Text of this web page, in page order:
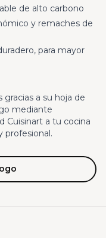
de alto carbono
y remaches de
para mayor
a su hoja de
mediante
Cuisinart a tu cocina
profesional.